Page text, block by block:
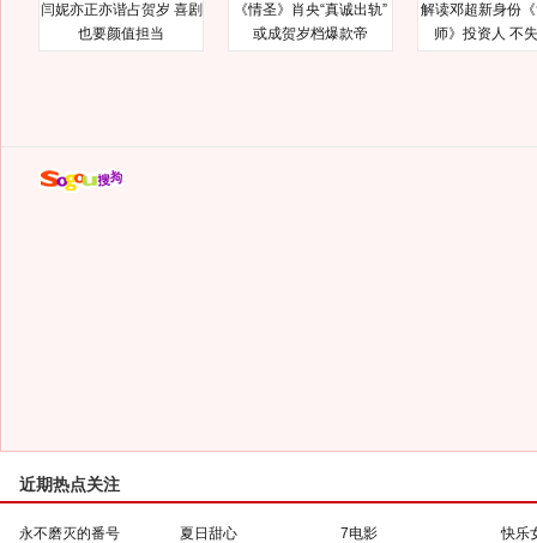
闫妮亦正亦谐占贺岁 喜剧
也要颜值担当
《情圣》肖央“真诚出轨”
或成贺岁档爆款帝
解读邓超新身份
师》投资人 不
近期热点关注
永不磨灭的番号 夏日甜心 7电影
快乐